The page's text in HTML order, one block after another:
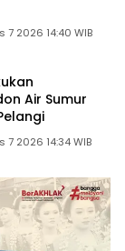
7 2026 14:40 WIB
Air Sumur
7 2026 14:34 WIB